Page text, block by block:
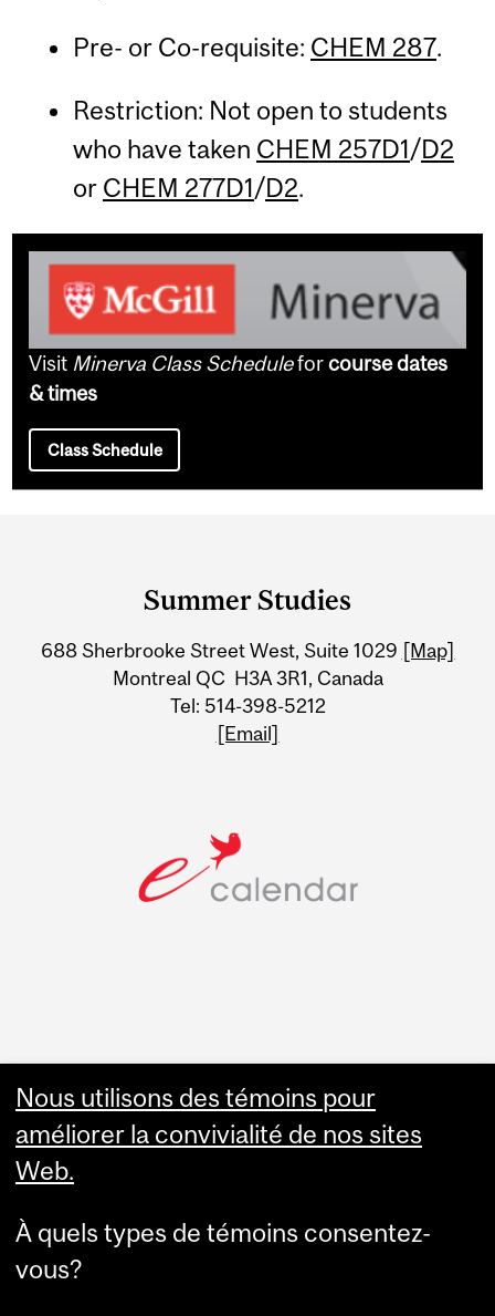
Pre- or Co-requisite: CHEM 287.
Restriction: Not open to students
who have taken CHEM 257D1/D2
or CHEM 277D1/D2.
Visit Minerva Class Scheduleforcourse dates
& times
Class Schedule
Information
Summer Studies
688 Sherbrooke Street West, Suite 1029 [Map]
Montreal QC H3A 3R1, Canada
Tel: 514-398-5212
[Email]
Faculty Links
Contact
Nous utilisons des témoins pour
améliorer la convivialité de nos sites
Web.
À quels types de témoins consentez-
vous?